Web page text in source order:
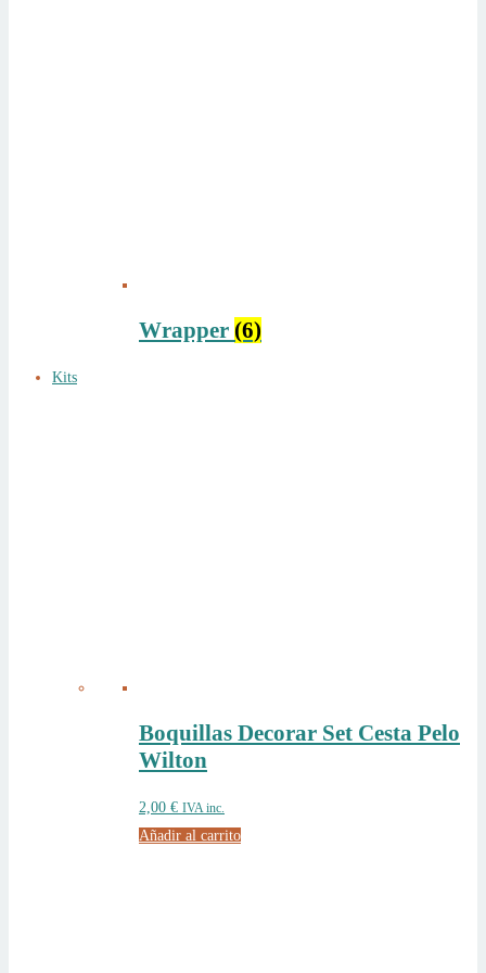
Wrapper (6)
Kits
Boquillas Decorar Set Cesta Pelo
Wilton
2,00 € IVA inc.
Añadir al carrito